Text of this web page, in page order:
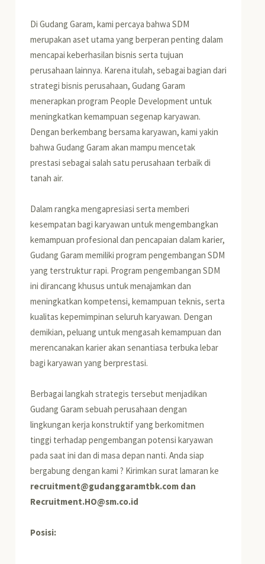
Di Gudang Garam, kami percaya bahwa SDM
merupakan aset utama yang berperan penting dalam
mencapai keberhasilan bisnis serta tujuan
perusahaan lainnya. Karena itulah, sebagai bagian dari
strategi bisnis perusahaan, Gudang Garam
menerapkan program People Development untuk
meningkatkan kemampuan segenap karyawan.
Dengan berkembang bersama karyawan, kami yakin
bahwa Gudang Garam akan mampu mencetak
prestasi sebagai salah satu perusahaan terbaik di
tanah air.
Dalam rangka mengapresiasi serta memberi
kesempatan bagi karyawan untuk mengembangkan
kemampuan profesional dan pencapaian dalam karier,
Gudang Garam memiliki program pengembangan SDM
yang terstruktur rapi. Program pengembangan SDM
ini dirancang khusus untuk menajamkan dan
meningkatkan kompetensi, kemampuan teknis, serta
kualitas kepemimpinan seluruh karyawan. Dengan
demikian, peluang untuk mengasah kemampuan dan
merencanakan karier akan senantiasa terbuka lebar
bagi karyawan yang berprestasi.
Berbagai langkah strategis tersebut menjadikan
Gudang Garam sebuah perusahaan dengan
lingkungan kerja konstruktif yang berkomitmen
tinggi terhadap pengembangan potensi karyawan
pada saat ini dan di masa depan nanti. Anda siap
bergabung dengan kami ? Kirimkan surat lamaran ke
recruitment@gudanggaramtbk.com dan
Recruitment.HO@sm.co.id
Posisi: